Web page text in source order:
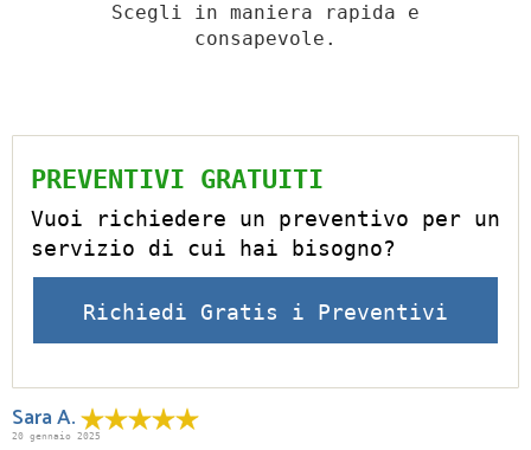
Scegli in maniera rapida e
consapevole.
PREVENTIVI GRATUITI
Vuoi richiedere un preventivo per un
servizio di cui hai bisogno?
Richiedi Gratis i Preventivi
Sara A.
20 gennaio 2025